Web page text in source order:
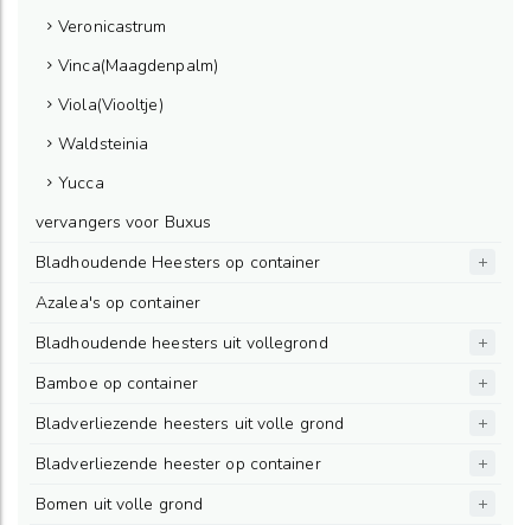
Veronicastrum
Vinca(Maagdenpalm)
Viola(Viooltje)
Waldsteinia
Yucca
vervangers voor Buxus
Bladhoudende Heesters op container
Azalea's op container
Bladhoudende heesters uit vollegrond
Bamboe op container
Bladverliezende heesters uit volle grond
Bladverliezende heester op container
Bomen uit volle grond